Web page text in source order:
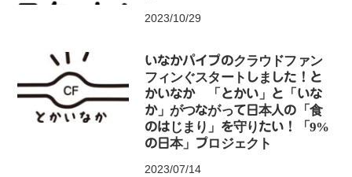
2023/10/29
いなかパイプのクラウドファン
フィンぐスタートしました！と
かいなか 「とかい」と「いな
か」がつながって日本人の「食
のはじまり」を守りたい！「9%
の日本」プロジェクト
2023/07/14